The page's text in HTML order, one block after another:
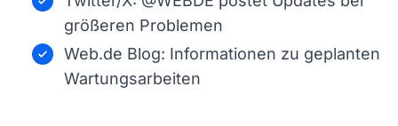
größeren Problemen
Web.de Blog: Informationen zu geplanten
Wartungsarbeiten